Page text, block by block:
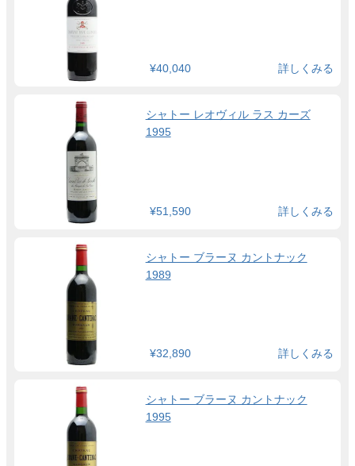
¥40,040 詳しくみる
シャトー レオヴィル ラス カーズ
1995
¥51,590 詳しくみる
シャトー ブラーヌ カントナック
1989
¥32,890 詳しくみる
シャトー ブラーヌ カントナック
1995